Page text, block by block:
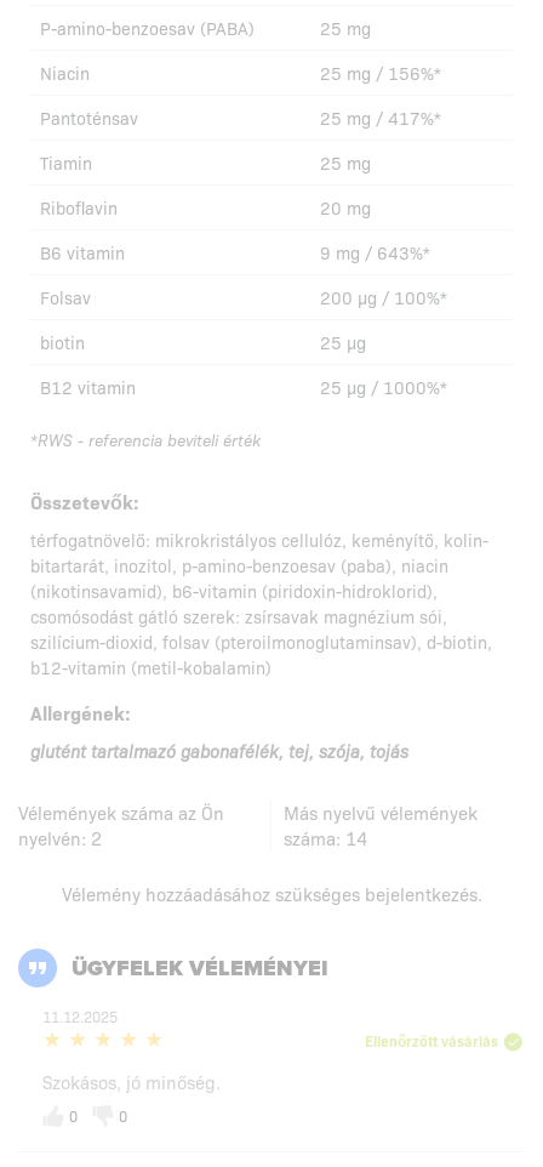
P-amino-benzoesav (PABA)
25 mg
Niacin
25 mg / 156%*
Pantoténsav
25 mg / 417%*
Tiamin
25 mg
Riboflavin
20 mg
B6 vitamin
9 mg / 643%*
Folsav
200 µg / 100%*
biotin
25 µg
B12 vitamin
25 µg / 1000%*
*RWS - referencia beviteli érték
Összetevők:
térfogatnövelő: mikrokristályos cellulóz, keményítő, kolin-
bitartarát, inozitol, p-amino-benzoesav (paba), niacin
(nikotinsavamid), b6-vitamin (piridoxin-hidroklorid),
csomósodást gátló szerek: zsírsavak magnézium sói,
szilícium-dioxid, folsav (pteroilmonoglutaminsav), d-biotin,
b12-vitamin (metil-kobalamin)
Allergének:
glutént tartalmazó gabonafélék, tej, szója, tojás
Vélemények száma az Ön
nyelvén: 2
Más nyelvű vélemények
száma: 14
Vélemény hozzáadásához szükséges bejelentkezés.
ÜGYFELEK VÉLEMÉNYEI
11.12.2025
Ellenőrzött vásárlás
Szokásos, jó minőség.
0 0